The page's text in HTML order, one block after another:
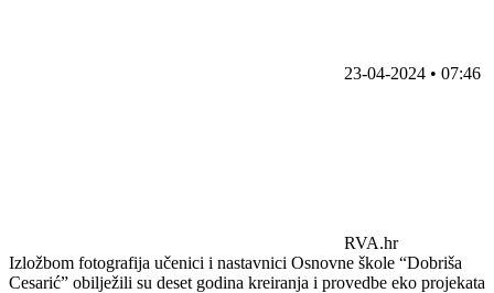
23-04-2024 • 07:46
RVA.hr
Izložbom fotografija učenici i nastavnici Osnovne škole “Dobriša
Cesarić” obilježili su deset godina kreiranja i provedbe eko projekata